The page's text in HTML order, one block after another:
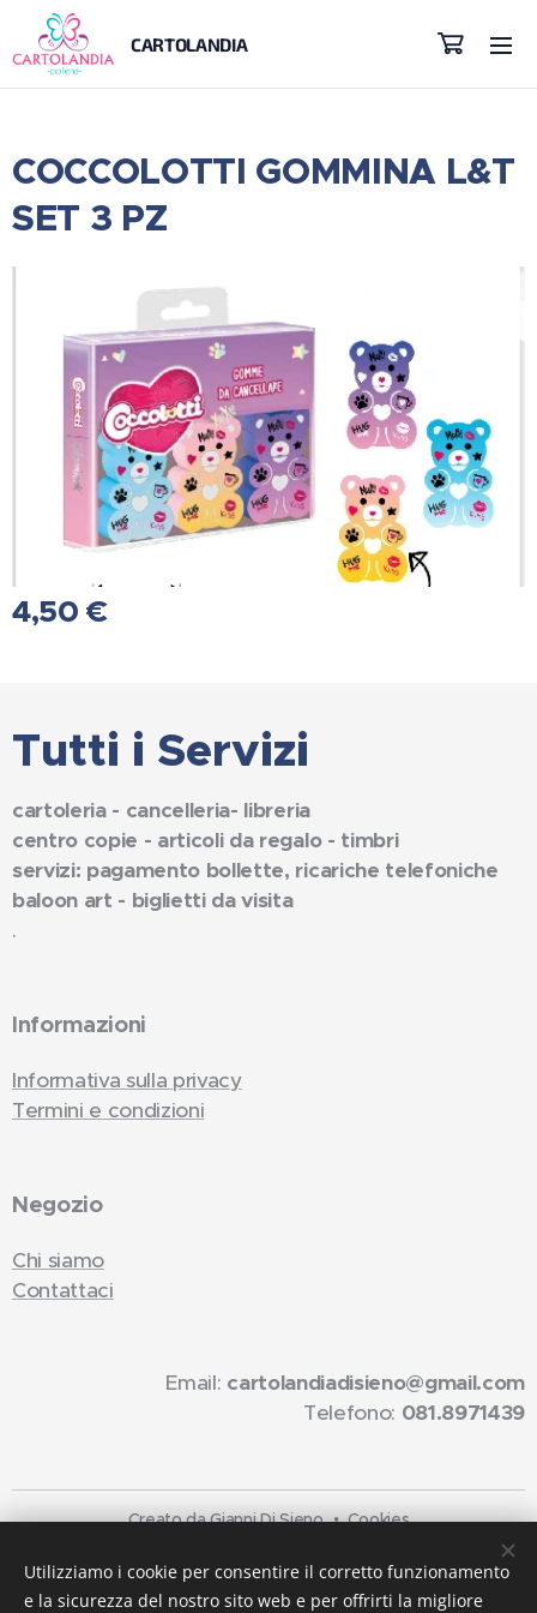
CARTOLANDIA
COCCOLOTTI GOMMINA L&T
SET 3 PZ
4,50 €
Tutti i Servizi
cartoleria - cancelleria- libreria
centro copie - articoli da regalo - timbri
servizi: pagamento bollette, ricariche telefoniche
baloon art - biglietti da visita
.
Informazioni
Informativa sulla privacy
Termini e condizioni
Negozio
Chi siamo
Contattaci
Email: cartolandiadisieno@gmail.com
Telefono: 081.8971439
Creato da Gianni Di Sieno Cookies
Lingue
Italiano
English
Utilizziamo i cookie per consentire il corretto funzionamento
e la sicurezza del nostro sito web e per offrirti la migliore